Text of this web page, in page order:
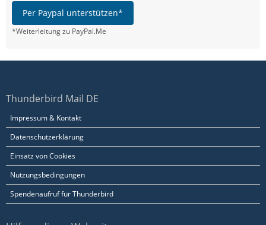
Per Paypal unterstützen*
*Weiterleitung zu PayPal.Me
Thunderbird Mail DE
Impressum & Kontakt
Datenschutzerklärung
Einsatz von Cookies
Nutzungsbedingungen
Spendenaufruf für Thunderbird